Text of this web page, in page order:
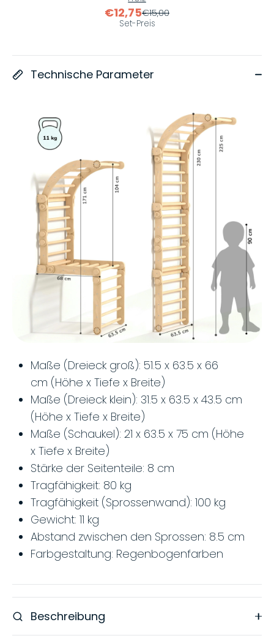
€12,75€15,00
Set-Preis
Technische Parameter
Maße (Dreieck groß): 51.5 x 63.5 x 66
cm (Höhe x Tiefe x Breite)
Maße (Dreieck klein): 31.5 x 63.5 x 43.5 cm
(Höhe x Tiefe x Breite)
Maße (Schaukel): 21 x 63.5 x 75 cm (Höhe
x Tiefe x Breite)
Stärke der Seitenteile: 8 cm
Tragfähigkeit: 80 kg
Tragfähigkeit (Sprossenwand): 100 kg
Gewicht: 11 kg
Abstand zwischen den Sprossen: 8.5 cm
Farbgestaltung: Regenbogenfarben
Beschreibung